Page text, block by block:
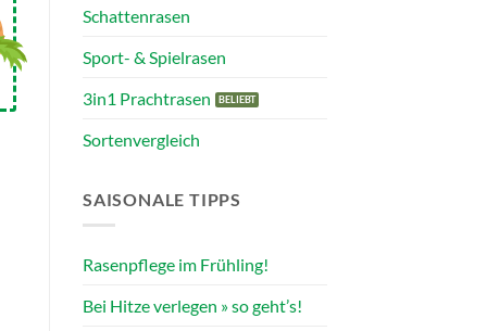
Schattenrasen
Sport- & Spielrasen
3in1 Prachtrasen
Sortenvergleich
SAISONALE TIPPS
Rasenpflege im Frühling!
Bei Hitze verlegen » so geht’s!